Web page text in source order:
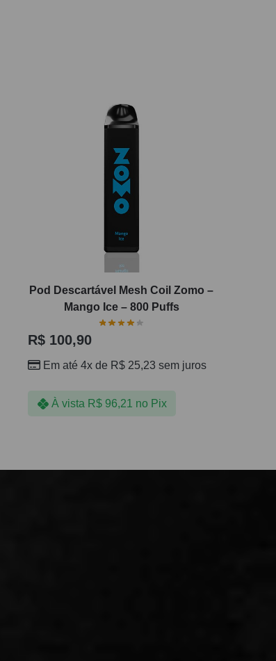
Pod Descartável Mesh Coil Zomo –
Mango Ice – 800 Puffs
R$100,90
Em até 4x de R$25,23 sem juros
À vista R$96,21 no Pix